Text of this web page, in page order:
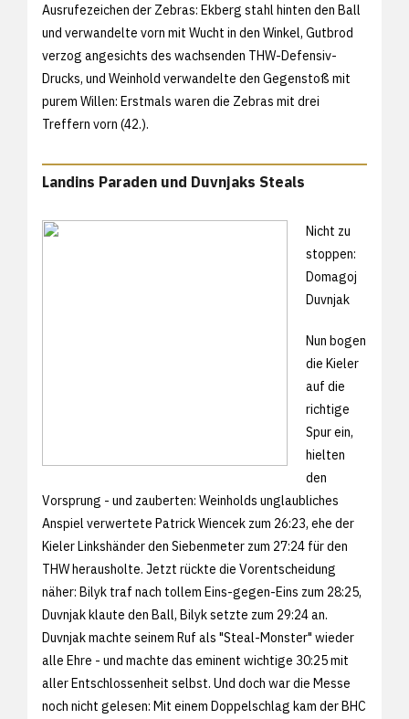
Ausrufezeichen der Zebras: Ekberg stahl hinten den Ball
und verwandelte vorn mit Wucht in den Winkel, Gutbrod
verzog angesichts des wachsenden THW-Defensiv-
Drucks, und Weinhold verwandelte den Gegenstoß mit
purem Willen: Erstmals waren die Zebras mit drei
Treffern vorn (42.).
Landins Paraden und Duvnjaks Steals
Nicht zu
stoppen:
Domagoj
Duvnjak
Nun bogen
die Kieler
auf die
richtige
Spur ein,
hielten
den
Vorsprung - und zauberten: Weinholds unglaubliches
Anspiel verwertete Patrick Wiencek zum 26:23, ehe der
Kieler Linkshänder den Siebenmeter zum 27:24 für den
THW herausholte. Jetzt rückte die Vorentscheidung
näher: Bilyk traf nach tollem Eins-gegen-Eins zum 28:25,
Duvnjak klaute den Ball, Bilyk setzte zum 29:24 an.
Duvnjak machte seinem Ruf als "Steal-Monster" wieder
alle Ehre - und machte das eminent wichtige 30:25 mit
aller Entschlossenheit selbst. Und doch war die Messe
noch nicht gelesen: Mit einem Doppelschlag kam der BHC